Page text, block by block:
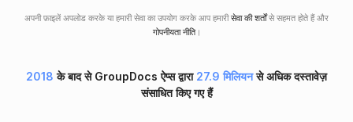
अपनी फ़ाइलें अपलोड करके या हमारी सेवा का उपयोग करके आप हमारीसेवा की शर्तोंसे सहमत होते हैं और
गोपनीयता नीति।
2018 के बाद से GroupDocs ऐप्स द्वारा 27.9 मिलियनसे अधिक दस्तावेज़
संसाधित किए गए हैं